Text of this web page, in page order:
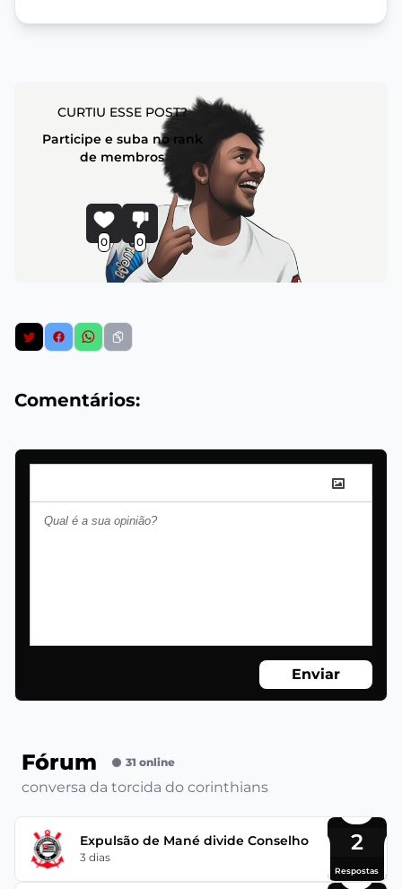
CURTIU ESSE POST?
Participe e suba no rank
de membros
0 0
Comentários:
Enviar
Fórum 31 online
conversa da torcida do corinthians
Expulsão de Mané divide Conselho
3 dias
2
Respostas